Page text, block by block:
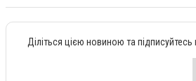
Діліться цією новиною та підписуйтесь